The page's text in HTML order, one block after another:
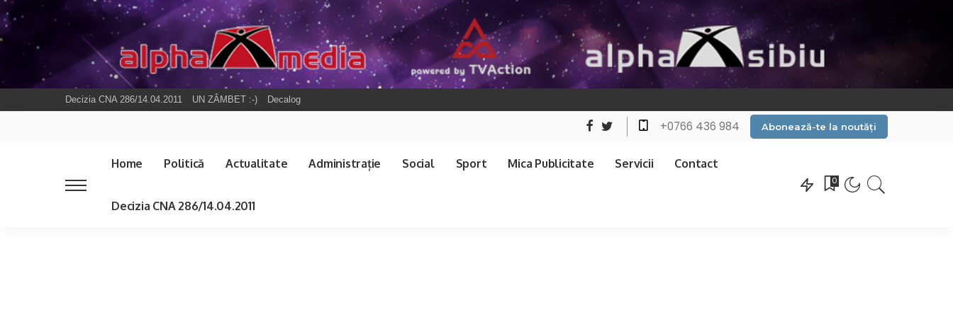
Decizia CNA 286/14.04.2011 UN ZÂMBET :-) Decalog
+0766 436 984 Abonează-te la noutăți
Home Politică Actualitate Administrație Social Sport Mica Publicitate Servicii Contact
Decizia CNA 286/14.04.2011
0